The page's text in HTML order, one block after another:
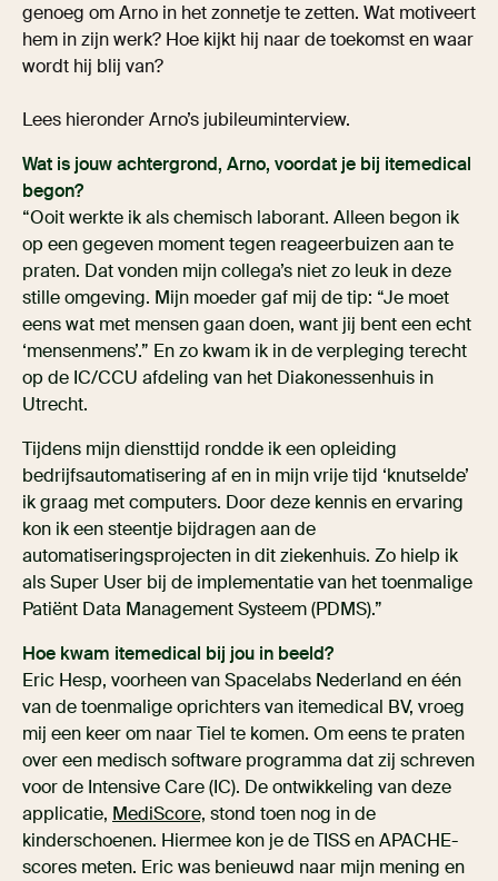
genoeg om Arno in het zonnetje te zetten. Wat motiveert
hem in zijn werk? Hoe kijkt hij naar de toekomst en waar
wordt hij blij van?
Lees hieronder Arno’s jubileuminterview.
Wat is jouw achtergrond, Arno, voordat je bij itemedical
begon?
“Ooit werkte ik als chemisch laborant. Alleen begon ik
op een gegeven moment tegen reageerbuizen aan te
praten. Dat vonden mijn collega’s niet zo leuk in deze
stille omgeving. Mijn moeder gaf mij de tip: “Je moet
eens wat met mensen gaan doen, want jij bent een echt
‘mensenmens’.” En zo kwam ik in de verpleging terecht
op de IC/CCU afdeling van het Diakonessenhuis in
Utrecht.
Tijdens mijn diensttijd rondde ik een opleiding
bedrijfsautomatisering af en in mijn vrije tijd ‘knutselde’
ik graag met computers. Door deze kennis en ervaring
kon ik een steentje bijdragen aan de
automatiseringsprojecten in dit ziekenhuis. Zo hielp ik
als Super User bij de implementatie van het toenmalige
Patiënt Data Management Systeem (PDMS).”
Hoe kwam itemedical bij jou in beeld?
Eric Hesp, voorheen van Spacelabs Nederland en één
van de toenmalige oprichters van itemedical BV, vroeg
mij een keer om naar Tiel te komen. Om eens te praten
over een medisch software programma dat zij schreven
voor de Intensive Care (IC). De ontwikkeling van deze
applicatie, MediScore, stond toen nog in de
kinderschoenen. Hiermee kon je de TISS en APACHE-
scores meten. Eric was benieuwd naar mijn mening en